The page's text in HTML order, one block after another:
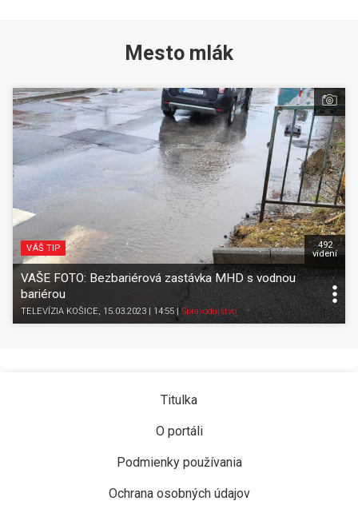
Mesto mlák
VÁŠ TIP
VAŠE FOTO: Bezbariérová zastávka MHD s vodnou
bariérou
TELEVÍZIA KOŠICE, 15.03.2023 | 14:55|Spravodajstvo
492
videní
Titulka
O portáli
Podmienky používania
Ochrana osobných údajov